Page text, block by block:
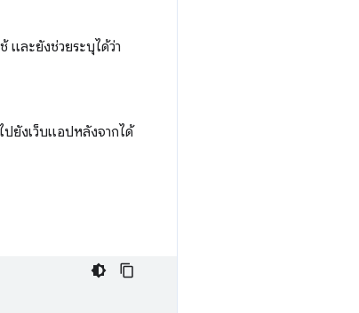
และยังช่วยระบุได้ว่า
ยังเว็บแอปหลังจากได้